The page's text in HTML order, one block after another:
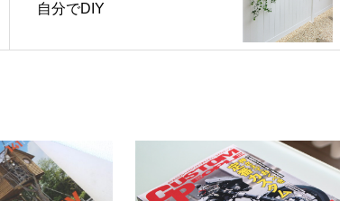
自分でDIY